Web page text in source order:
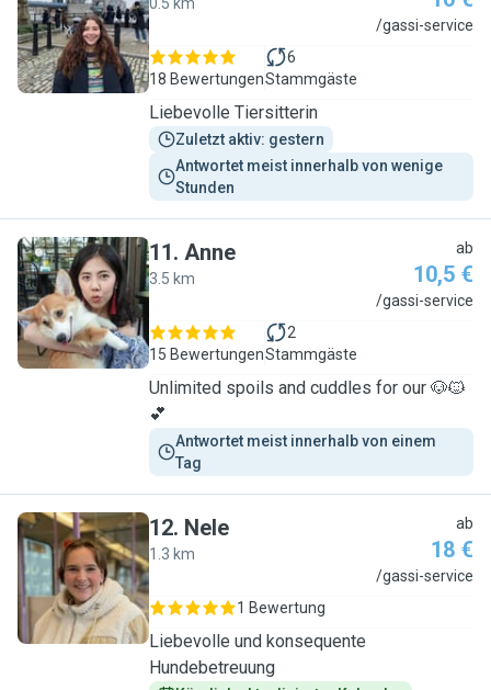
K /gassi-service
18 Bewertungen
6
Stammgäste
Liebevolle Tiersitterin
Zuletzt aktiv: gestern
Antwortet meist innerhalb von wenige
Stunden
A
11. Anne
3.5 km
ab
10,5 €
/gassi-service
15 Bewertungen
2
Stammgäste
Unlimited spoils and cuddles for our 🐶🐱
💕
Antwortet meist innerhalb von einem
Tag
N
12. Nele
1.3 km
ab
18 €
/gassi-service
1 Bewertung
Liebevolle und konsequente
Hundebetreuung